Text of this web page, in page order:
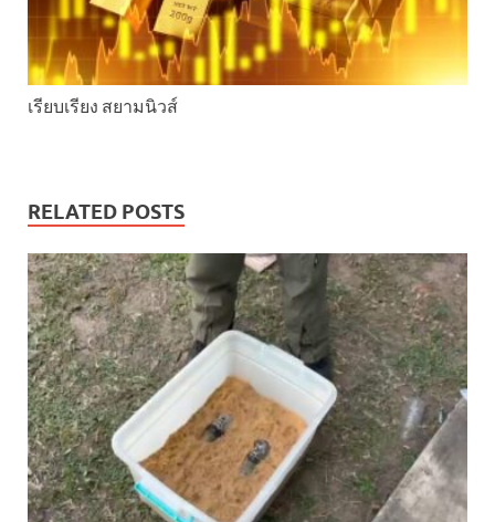
เรียบเรียง สยามนิวส์
RELATED POSTS